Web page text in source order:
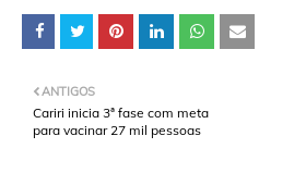
ANTIGOS
Cariri inicia 3ª fase com meta
para vacinar 27 mil pessoas